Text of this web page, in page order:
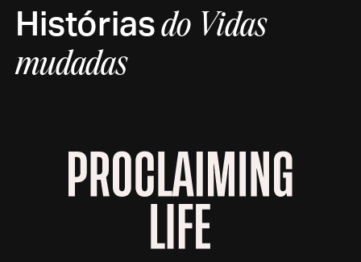
Históriasdo Vidas
mudadas